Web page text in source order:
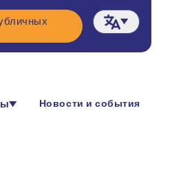
Новости и события